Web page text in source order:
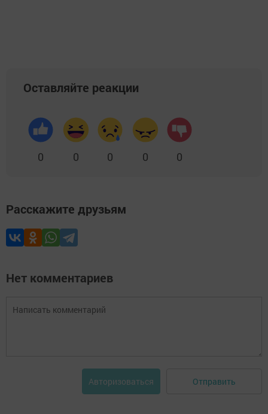
Оставляйте реакции
0 0 0 0 0
Расскажите друзьям
Нет комментариев
Авторизоваться Отправить